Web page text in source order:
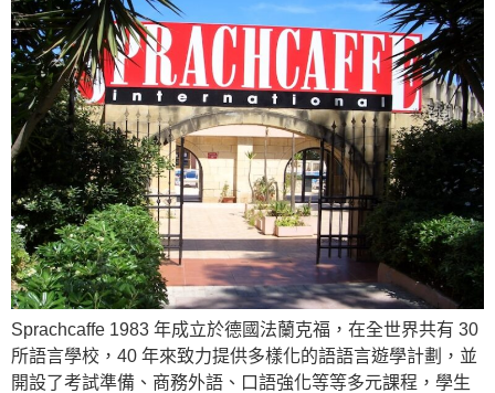
Sprachcaffe 1983 年成立於德國法蘭克福，在全世界共有 30
所語言學校，40 年來致力提供多樣化的語語言遊學計劃，並
開設了考試準備、商務外語、口語強化等等多元課程，學生